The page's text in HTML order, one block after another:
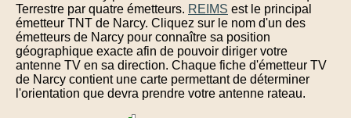
Terrestre par quatre émetteurs. REIMS est le principal
émetteur TNT de Narcy. Cliquez sur le nom d'un des
émetteurs de Narcy pour connaître sa position
géographique exacte afin de pouvoir diriger votre
antenne TV en sa direction. Chaque fiche d'émetteur TV
de Narcy contient une carte permettant de déterminer
l'orientation que devra prendre votre antenne rateau.